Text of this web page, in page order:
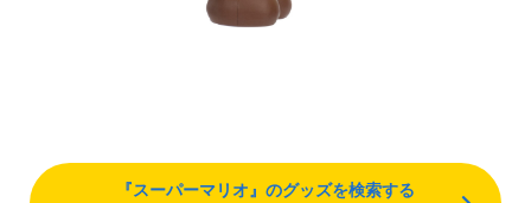
『スーパーマリオ』のグッズを検索する